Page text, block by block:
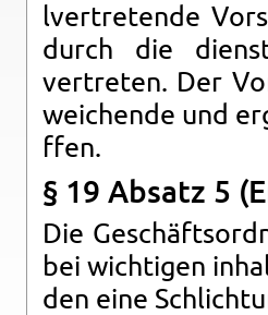
lvertre­tende
durch die
vertreten. Der
we­ichende und
f­fen.
§ 19 Ab­satz 5
Die
bei wichti­gen
den eine